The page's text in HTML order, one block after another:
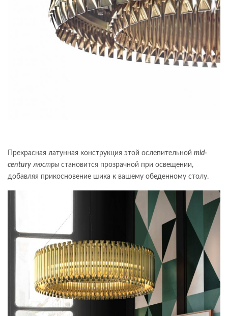
Прекрасная латунная конструкция этой ослепительной mid-
century люстры становится прозрачной при освещении,
добавляя прикосновение шика к вашему обеденному столу.